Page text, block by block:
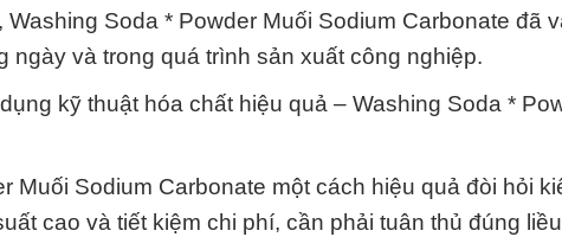
Soda * Powder Muối Sodium Carbonate đã
ngày và trong quá trình sản xuất công nghiệp.
kỹ thuật hóa chất hiệu quả – Washing Soda *
Muối Sodium Carbonate một cách hiệu quả đòi hỏi
cao và tiết kiệm chi phí, cần phải tuân thủ đúng